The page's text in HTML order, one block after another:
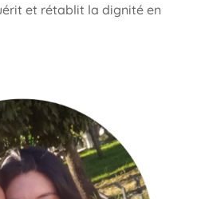
et rétablit la dignité en